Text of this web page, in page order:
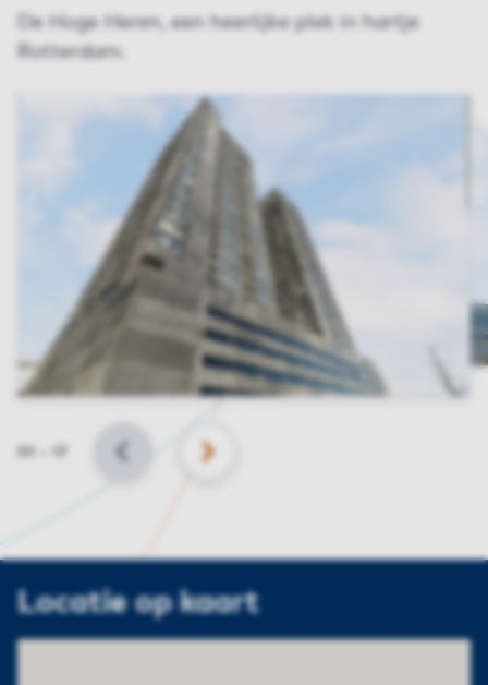
De Hoge Heren, een heerlijke plek in hartje
Rotterdam.
Slide
VORIGE VOLGENDE
Locatie op kaart